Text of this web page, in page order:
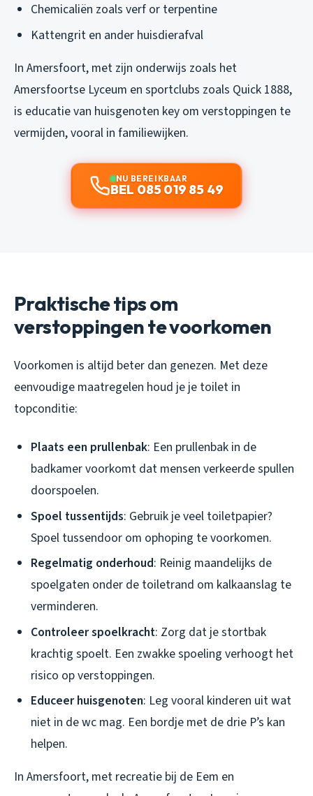
Chemicaliën zoals verf or terpentine
Kattengrit en ander huisdierafval
In Amersfoort, met zijn onderwijs zoals het
Amersfoortse Lyceum en sportclubs zoals Quick 1888,
is educatie van huisgenoten key om verstoppingen te
vermijden, vooral in familiewijken.
NU BEREIKBAAR
BEL 085 019 85 49
Praktische tips om
verstoppingen te voorkomen
Voorkomen is altijd beter dan genezen. Met deze
eenvoudige maatregelen houd je je toilet in
topconditie:
Plaats een prullenbak: Een prullenbak in de
badkamer voorkomt dat mensen verkeerde spullen
doorspoelen.
Spoel tussentijds: Gebruik je veel toiletpapier?
Spoel tussendoor om ophoping te voorkomen.
Regelmatig onderhoud: Reinig maandelijks de
spoelgaten onder de toiletrand om kalkaanslag te
verminderen.
Controleer spoelkracht: Zorg dat je stortbak
krachtig spoelt. Een zwakke spoeling verhoogt het
risico op verstoppingen.
Educeer huisgenoten: Leg vooral kinderen uit wat
niet in de wc mag. Een bordje met de drie P’s kan
helpen.
In Amersfoort, met recreatie bij de Eem en